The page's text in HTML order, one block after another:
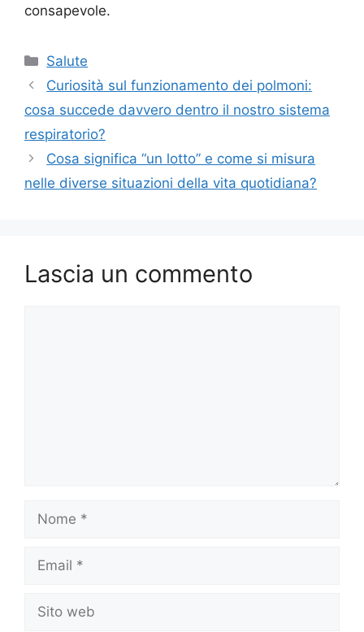
consapevole.
Categorie
Salute
Curiosità sul funzionamento dei polmoni:
cosa succede davvero dentro il nostro sistema
respiratorio?
Cosa significa “un lotto” e come si misura
nelle diverse situazioni della vita quotidiana?
Lascia un commento
Nome
Email
Sito
web